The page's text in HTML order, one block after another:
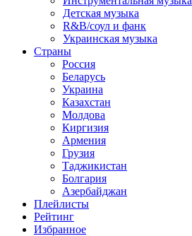
Детская музыка
R&B/cоул и фанк
Украинская музыка
Страны
Россия
Беларусь
Украина
Казахстан
Молдова
Киргизия
Армения
Грузия
Таджикистан
Болгария
Азербайджан
Плейлисты
Рейтинг
Избранное